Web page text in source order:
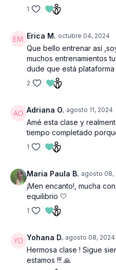
1
Erica M. octubre 04, 2024
Que bello entrenar así
muchos entrenamientos
dude que está plataforma
2
Adriana O. agosto 11, 2024
Amé esta clase y
tiempo completado
1
Maria Paula B. agosto 08,
¡Men encanto!, mucha
equilibrio 🤍
1
Yohana D. agosto 08, 2024
Hermosa clase ! Sigue
estamos !!! 🙏